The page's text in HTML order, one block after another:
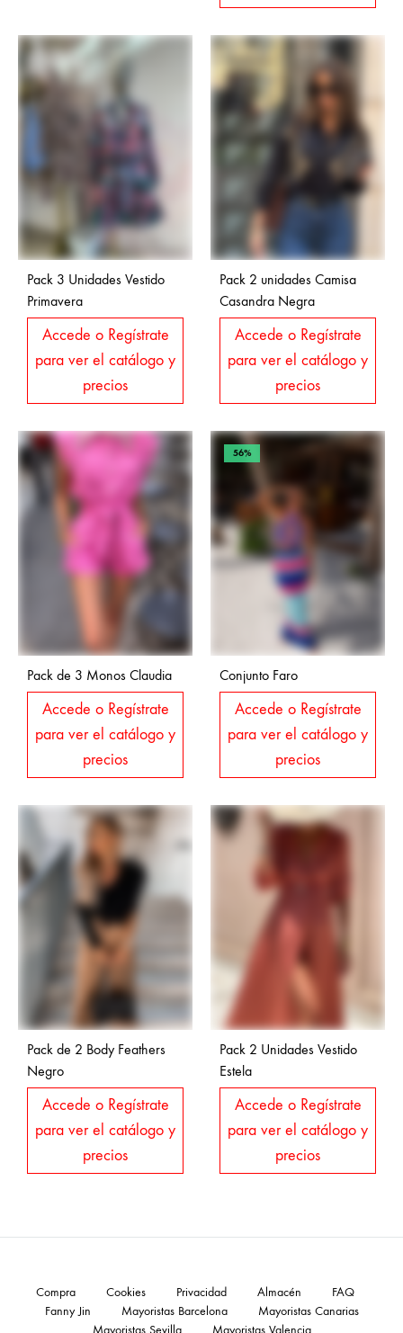
Pack 3 Unidades Vestido
Primavera
Accede o Regístrate
para ver el catálogo y
precios
Pack 2 unidades Camisa
Casandra Negra
Accede o Regístrate
para ver el catálogo y
precios
Pack de 3 Monos Claudia
Accede o Regístrate
para ver el catálogo y
precios
56%
Conjunto Faro
Accede o Regístrate
para ver el catálogo y
precios
Pack de 2 Body Feathers
Negro
Accede o Regístrate
para ver el catálogo y
precios
Pack 2 Unidades Vestido
Estela
Accede o Regístrate
para ver el catálogo y
precios
Compra Cookies Privacidad Almacén
FAQ
Fanny Jin
Mayoristas Barcelona
Mayoristas Canarias
Mayoristas Sevilla
Mayoristas Valencia